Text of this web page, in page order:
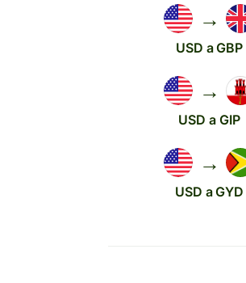
→
USD a GBP
→
USD a GIP
→
USD a GYD